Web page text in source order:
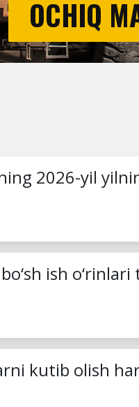
OCHIQ
2026-yil
ish
kutib olish